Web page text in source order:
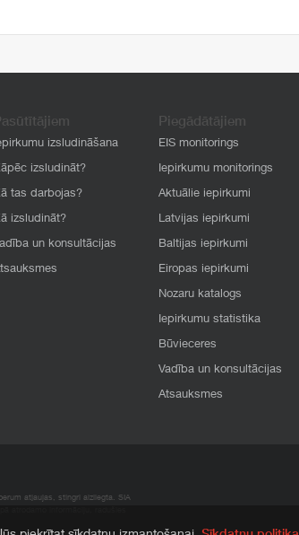
izsludināšana
izsludināt?
tas darbojas?
izsludināt?
un konsultācijas
Piegādātājiem
EIS monitorings
Iepirkumu monitorings
Aktuālie iepirkumi
Latvijas iepirkumi
Baltijas iepirkumi
Eiropas iepirkumi
Nozaru katalogs
Iepirkumu statistika
Būvieceres
Vadība un konsultācijas
Atsauksmes
atļaujas, stingri aizliegta. SIA